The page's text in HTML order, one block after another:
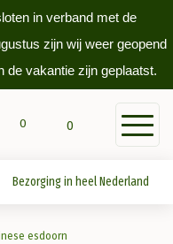
in verband met de
zijn wij weer geopend
de vakantie zijn geplaatst.
0
0
Bezorging in heel Nederland
esdoorn